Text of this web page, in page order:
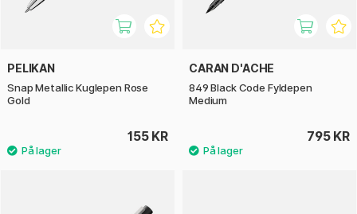
PELIKAN
Snap Metallic Kuglepen Rose
Gold
155 KR
CARAN D'ACHE
849 Black Code Fyldepen
Medium
795 KR